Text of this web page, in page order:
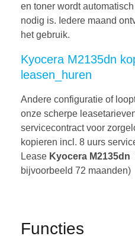
en toner wordt
nodig is. Iedere maand
het gebruik.
Kyocera M2135dn
leasen_huren
Andere configuratie of
onze scherpe
servicecontract voor
kopieren incl. 8 uurs
Lease Kyocera M2135dn
bijvoorbeeld 72 maanden)
Functies